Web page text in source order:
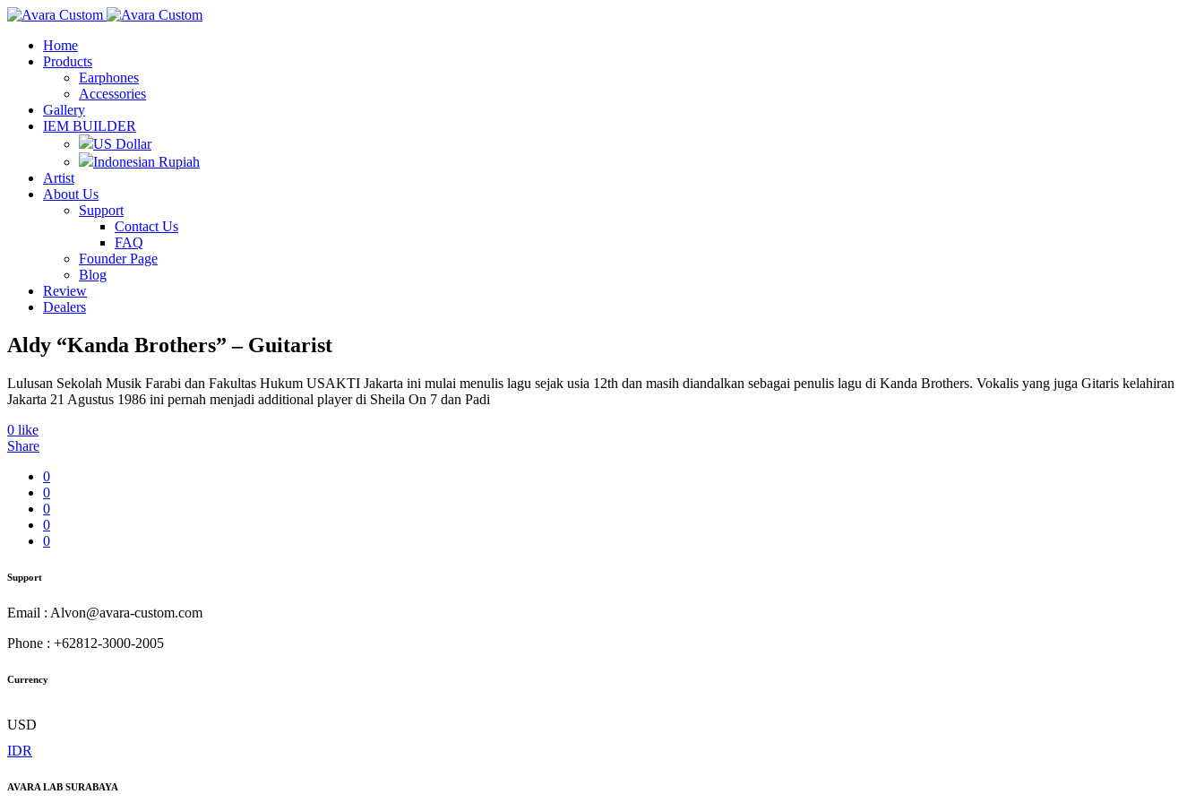
Home
Products
Earphones
Accessories
Gallery
IEM BUILDER
US Dollar
Indonesian Rupiah
Artist
About Us
Support
Contact Us
FAQ
Founder Page
Blog
Review
Dealers
Aldy “Kanda Brothers” – Guitarist
Lulusan Sekolah Musik Farabi dan Fakultas Hukum USAKTI Jakarta ini mulai menulis lagu sejak usia 12th dan masih diandalkan sebagai penulis lagu di Kanda Brothers. Vokalis yang juga Gitaris kelahiran
Jakarta 21 Agustus 1986 ini pernah menjadi additional player di Sheila On 7 dan Padi
0 like
Share
0
0
0
0
0
Support
Email : Alvon@avara-custom.com
Phone : +62812-3000-2005
Currency
USD
IDR
AVARA LAB SURABAYA